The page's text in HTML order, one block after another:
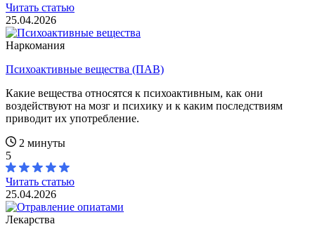
Читать статью
25.04.2026
Наркомания
Психоактивные вещества (ПАВ)
Какие вещества относятся к психоактивным, как они
воздействуют на мозг и психику и к каким последствиям
приводит их употребление.
2 минуты
5
Читать статью
25.04.2026
Лекарства